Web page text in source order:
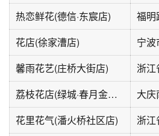
热恋鲜花(德信·东宸店)
福明
花店(徐家漕店)
宁
馨雨花艺(庄桥大街店)
浙
荔枝花店(绿城·春月金沙店)
大庆
花里花气(潘火桥社区店)
浙